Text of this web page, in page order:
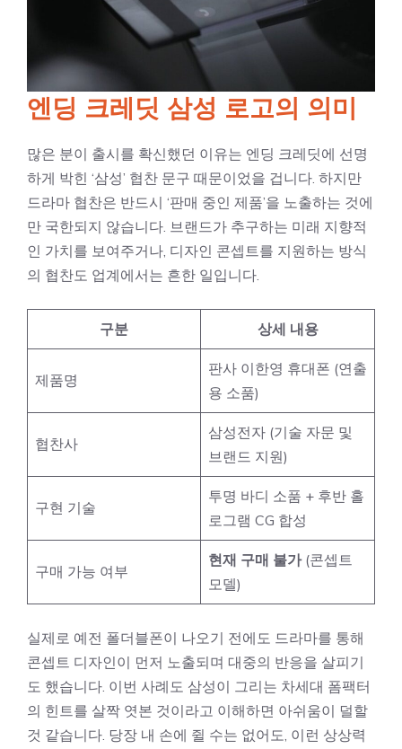
엔딩 크레딧 삼성 로고의 의미
많은 분이 출시를 확신했던 이유는 엔딩 크레딧에 선명
하게 박힌 ‘삼성’ 협찬 문구 때문이었을 겁니다. 하지만
드라마 협찬은 반드시 ‘판매 중인 제품’을 노출하는 것에
만 국한되지 않습니다. 브랜드가 추구하는 미래 지향적
인 가치를 보여주거나, 디자인 콘셉트를 지원하는 방식
의 협찬도 업계에서는 흔한 일입니다.
구분 상세 내용
제품명
판사 이한영 휴대폰 (연출
용 소품)
협찬사
삼성전자 (기술 자문 및
브랜드 지원)
구현 기술
투명 바디 소품 + 후반 홀
로그램 CG 합성
구매 가능 여부
현재 구매 불가(콘셉트
모델)
실제로 예전 폴더블폰이 나오기 전에도 드라마를 통해
콘셉트 디자인이 먼저 노출되며 대중의 반응을 살피기
도 했습니다. 이번 사례도 삼성이 그리는 차세대 폼팩터
의 힌트를 살짝 엿본 것이라고 이해하면 아쉬움이 덜할
것 같습니다. 당장 내 손에 쥘 수는 없어도, 이런 상상력